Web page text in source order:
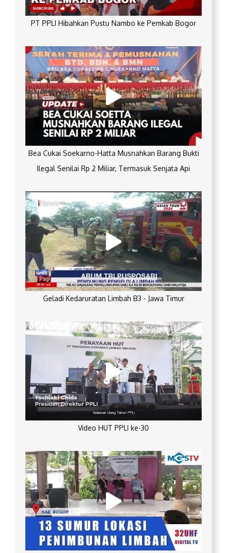
PT PPLI Hibahkan Pustu Nambo ke Pemkab Bogor
Bea Cukai Soekarno-Hatta Musnahkan Barang Bukti
Ilegal Senilai Rp 2 Miliar, Termasuk Senjata Api
Geladi Kedaruratan Limbah B3 - Jawa Timur
Video HUT PPLI ke-30